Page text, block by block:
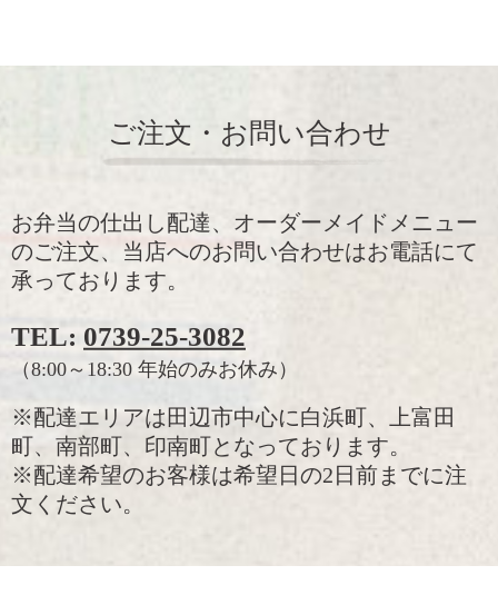
ご注文・お問い合わせ
お弁当の仕出し配達、オーダーメイドメニュー
のご注文、当店へのお問い合わせはお電話にて
承っております。
TEL: 0739-25-3082
（8:00～18:30 年始のみお休み）
※配達エリアは田辺市中心に白浜町、上富田
町、南部町、印南町となっております。
※配達希望のお客様は希望日の2日前までに注
文ください。